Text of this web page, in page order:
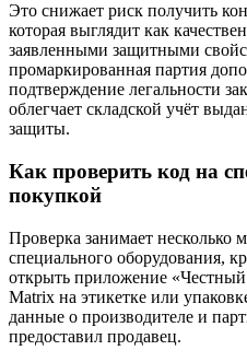
Это снижает риск получить
которая выглядит как
заявленными защитными
промаркированная партия
подтверждение легальности
облегчает складской учёт
защиты.
Как проверить код на
покупкой
Проверка занимает несколько
специального оборудования,
открыть приложение «Честный
Matrix на этикетке или
данные о производителе и
предоставил продавец.